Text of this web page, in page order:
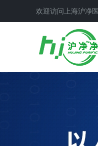
欢迎访问上海沪净